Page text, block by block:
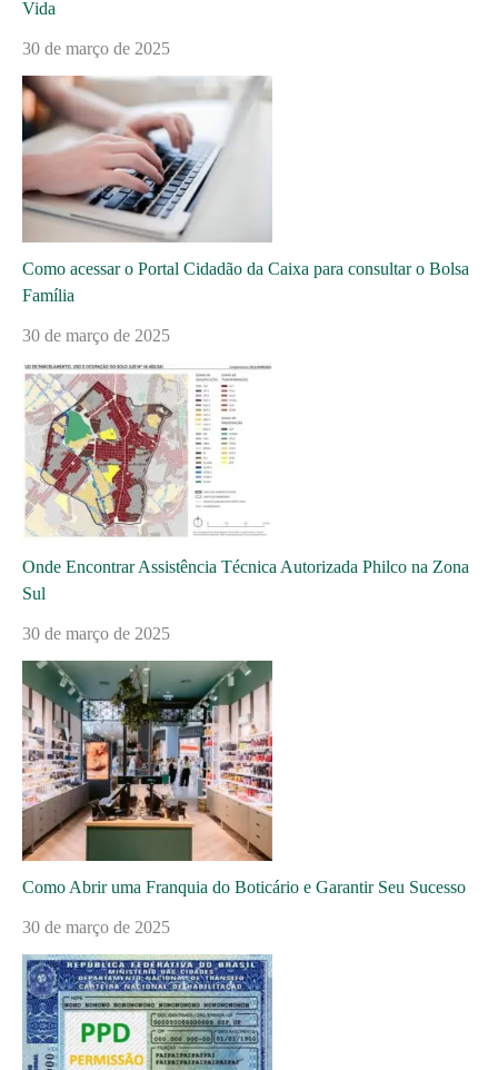
Vida
30 de março de 2025
Como acessar o Portal Cidadão da Caixa para consultar o Bolsa
Família
30 de março de 2025
Onde Encontrar Assistência Técnica Autorizada Philco na Zona
Sul
30 de março de 2025
Como Abrir uma Franquia do Boticário e Garantir Seu Sucesso
30 de março de 2025